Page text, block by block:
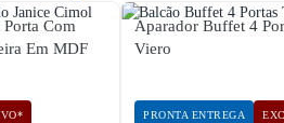
Com
Em MDF
Aparador Buffet 4
Viero
PRONTA ENTREGA